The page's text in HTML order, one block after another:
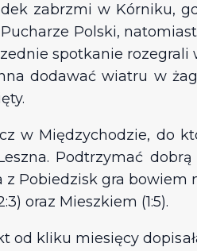
zabrzmi w Kórniku,
Polski,
spotkanie
dodawać wiatru w
w Międzychodzie, do
Podtrzymać
Pobiedzisk gra bowiem
oraz Mieszkiem (1:5).
kliku miesięcy